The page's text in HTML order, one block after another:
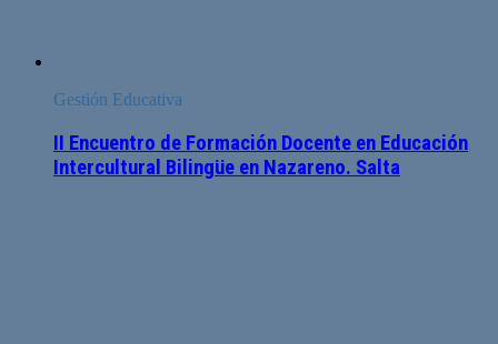
Gestión Educativa
II Encuentro de Formación Docente en Educación
Intercultural Bilingüe en Nazareno. Salta